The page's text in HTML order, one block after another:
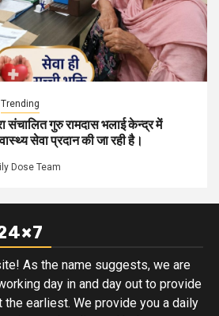
Trending
संचालित गुरु रामदास भलाई केन्द्र में
सेवा प्रदान की जा रही है।
Dose Team
As the name suggests, we are
day in and day out to provide
earliest. We provide you a daily